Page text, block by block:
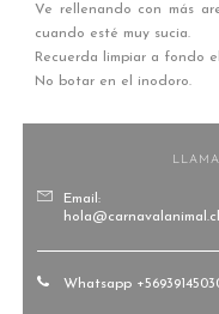
Ve rellenando con más
cuando esté muy sucia.
Recuerda limpiar a fondo
No botar en el inodoro.
Email:
hola@carnavalanimal.cl
Whatsapp